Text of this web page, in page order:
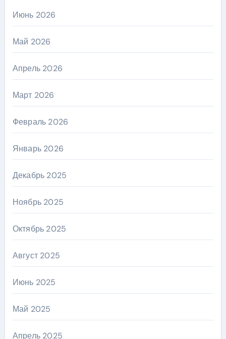
Июнь 2026
Май 2026
Апрель 2026
Март 2026
Февраль 2026
Январь 2026
Декабрь 2025
Ноябрь 2025
Октябрь 2025
Август 2025
Июнь 2025
Май 2025
Апрель 2025